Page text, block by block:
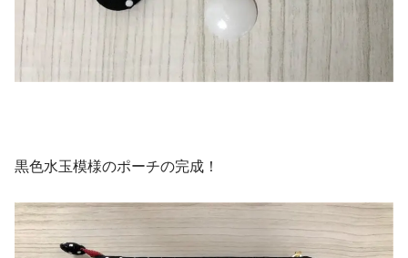
黒色水玉模様のポーチの完成！